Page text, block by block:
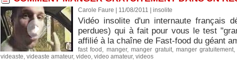
Carole Faure | 11/08/2011 insolite
Vidéo insolite d'un internaute français
perdues) qui à fait pour vous le test
affilié à la chaîne de Fast-food du géant
fast food , manger,manger gratuit, manger gratuitement,
videaste, videaste amateur, video, video amateur, videos